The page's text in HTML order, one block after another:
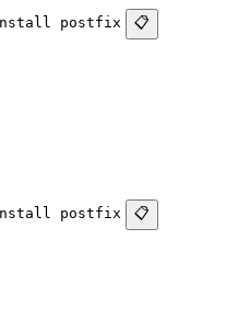
install postfix 📋
install postfix 📋